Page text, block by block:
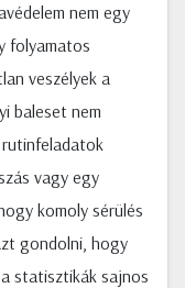
nem egy
folyamatos
veszélyek a
baleset nem
vagy egy
komoly sérülés
gondolni, hogy
statisztikák sajnos